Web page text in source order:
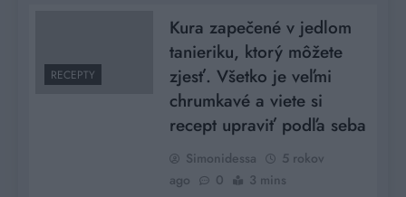
RECEPTY
Kura zapečené v jedlom
tanieriku, ktorý môžete
zjesť. Všetko je veľmi
chrumkavé a viete si
recept upraviť podľa seba
Simonidessa
5 rokov
ago
0 3 mins